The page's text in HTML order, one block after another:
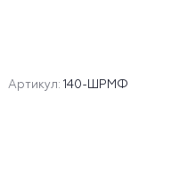
Артикул: 140-ШРМФ